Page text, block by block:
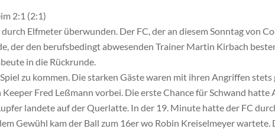
2:1 (2:1)
Elfmeter überwunden. Der FC, der an diesem Sonntag von
der den berufsbedingt abwesenden Trainer Martin Kirbach
in die Rückrunde.
zu kommen. Die starken Gäste waren mit ihren Angriffen stets
Keeper Fred Leßmann vorbei. Die erste Chance für Schwand hatte
landete auf der Querlatte. In der 19. Minute hatte der FC
Gewühl kam der Ball zum 16er wo Robin Kreiselmeyer wartete.